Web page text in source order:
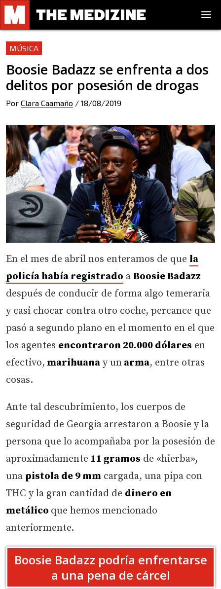
MÚSICA
Boosie Badazz se enfrenta a dos
delitos por posesión de drogas
Por Clara Caamaño / 18/08/2019
En el mes de abril nos enteramos de que la
policía había registrado a Boosie Badazz
después de conducir de forma algo temeraria
y casi chocar contra otro coche, percance que
pasó a segundo plano en el momento en el que
los agentes encontraron 20.000 dólares en
efectivo, marihuana y un arma, entre otras
cosas.
Ante tal descubrimiento, los cuerpos de
seguridad de Georgia arrestaron a Boosie y la
persona que lo acompañaba por la posesión de
aproximadamente 11 gramos de «hierba»,
una pistola de 9 mm cargada, una pipa con
THC y la gran cantidad de dinero en
metálico que hemos mencionado
anteriormente.
Boosie Badazz podría enfrentarse
a una pena de cárcel